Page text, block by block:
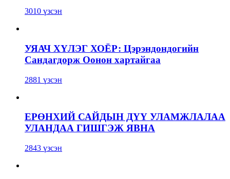
3010 үзсэн
УЯАЧ ХҮЛЭГ ХОЁР: Цэрэндондогийн
Сандагдорж Оонон хартайгаа
2881 үзсэн
ЕРӨНХИЙ САЙДЫН ДҮҮ УЛАМЖЛАЛАА
УЛАНДАА ГИШГЭЖ ЯВНА
2843 үзсэн